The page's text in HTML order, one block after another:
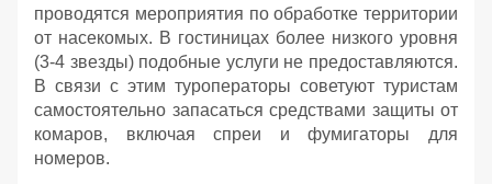
проводятся мероприятия по обработке территории
от насекомых. В гостиницах более низкого уровня
(3-4 звезды) подобные услуги не предоставляются.
В связи с этим туроператоры советуют туристам
самостоятельно запасаться средствами защиты от
комаров, включая спреи и фумигаторы для
номеров.